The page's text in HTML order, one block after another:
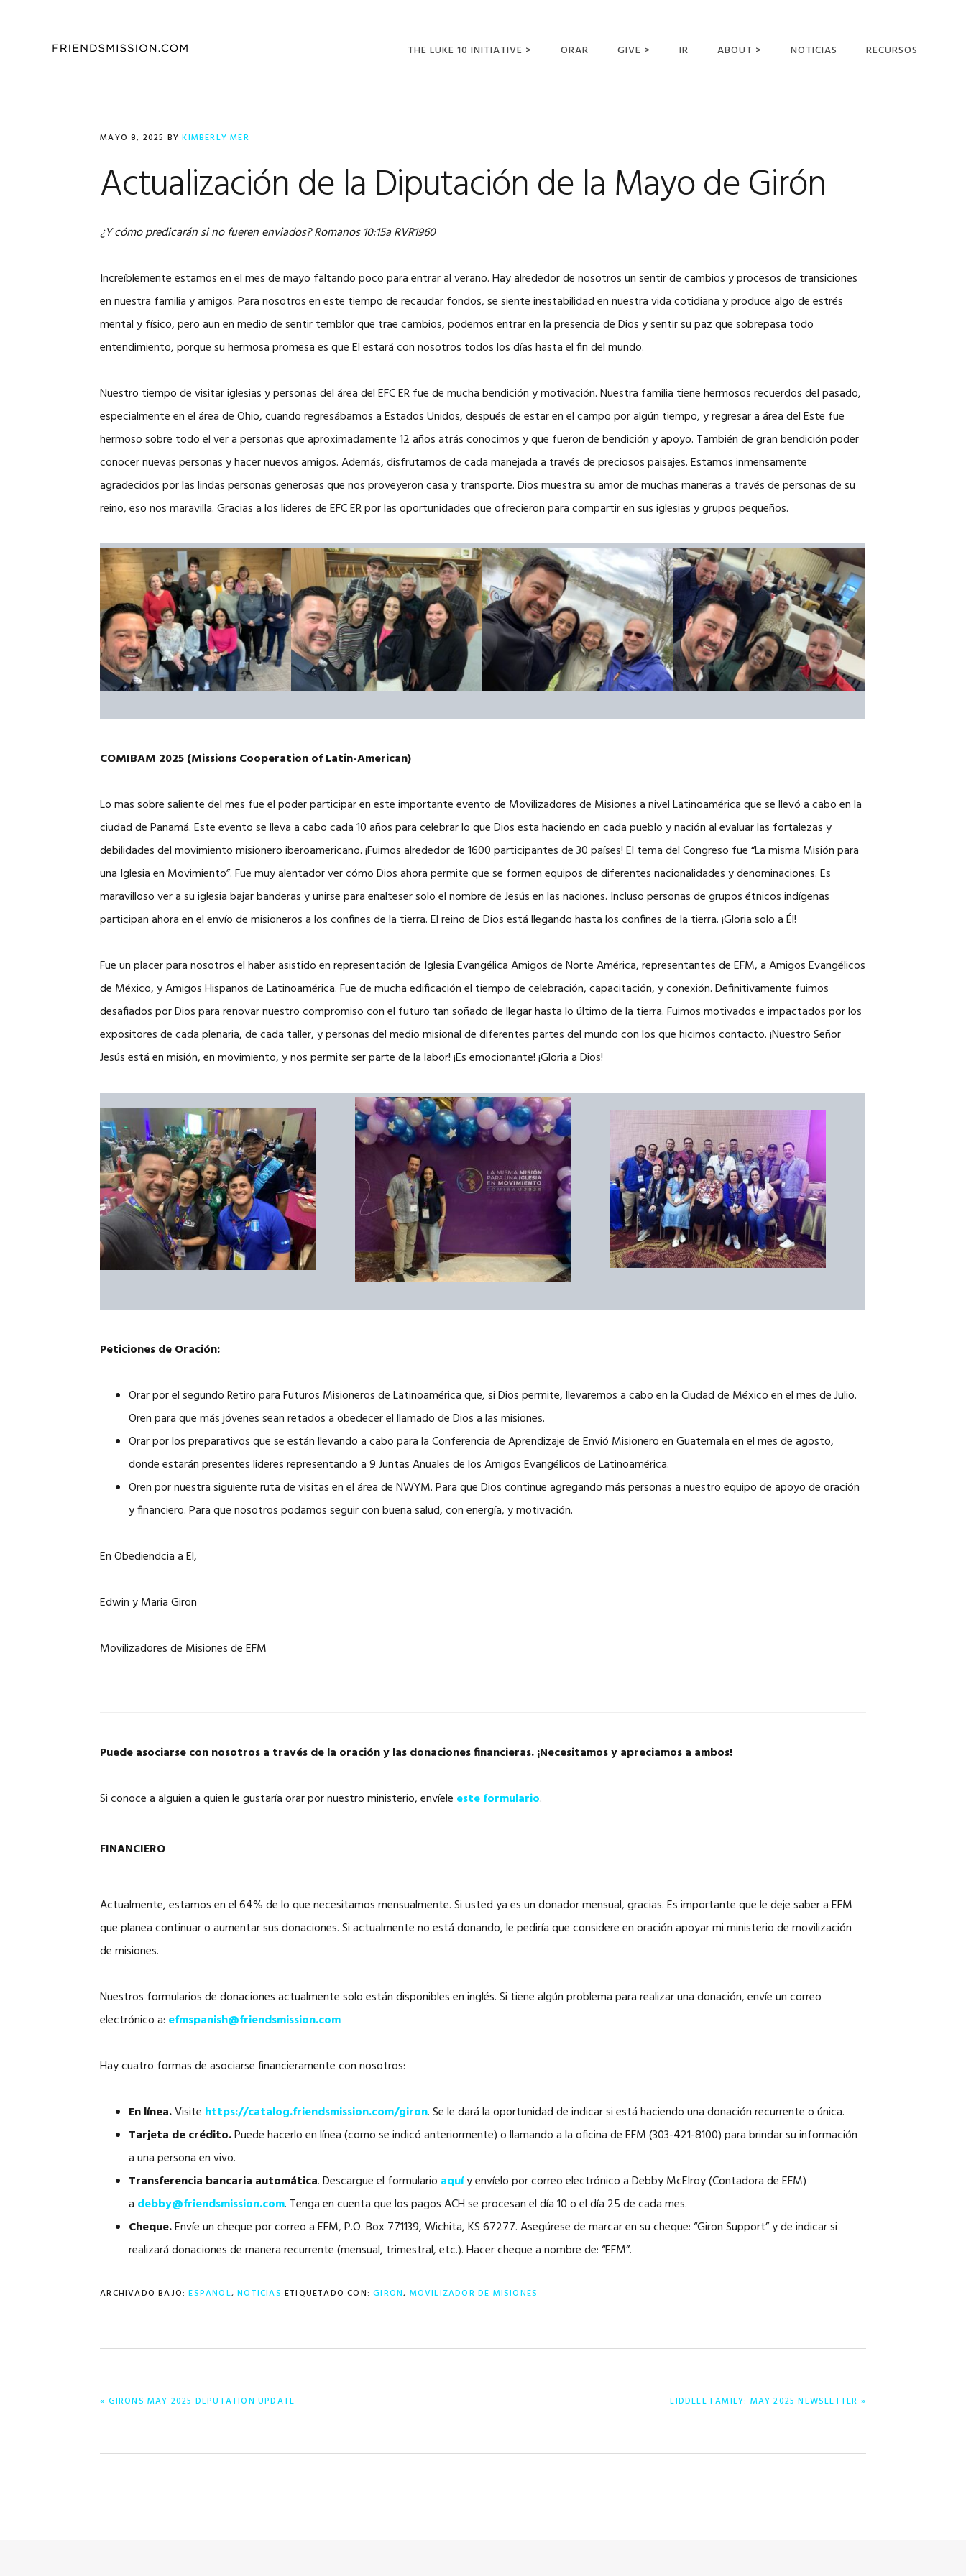
THE LUKE 10 INITIATIVE > ORAR GIVE > IR ABOUT >
MISIONEROS
AFILIACIONES Y
PATROCINADORES
CONTACTA CON
NOSOTROS
NOTICIAS RECURSOS
MAYO 8, 2025 BYKIMBERLY MER
Actualización de la Diputación de la Mayo de Girón
¿Y cómo predicarán si no fueren enviados?Romanos 10:15a RVR1960
Increíblemente estamos en el mes de mayo faltando poco para entrar al verano. Hay alrededor de nosotros un sentir de cambios y procesos de transiciones
en nuestra familia y amigos. Para nosotros en este tiempo de recaudar fondos, se siente inestabilidad en nuestra vida cotidiana y produce algo de estrés
mental y físico, pero aun en medio de sentir temblor que trae cambios, podemos entrar en la presencia de Dios y sentir su paz que sobrepasa todo
entendimiento, porque su hermosa promesa es que El estará con nosotros todos los días hasta el fin del mundo.
Nuestro tiempo de visitar iglesias y personas del área del EFC ER fue de mucha bendición y motivación. Nuestra familia tiene hermosos recuerdos del pasado,
especialmente en el área de Ohio, cuando regresábamos a Estados Unidos, después de estar en el campo por algún tiempo, y regresar a área del Este fue
hermoso sobre todo el ver a personas que aproximadamente 12 años atrás conocimos y que fueron de bendición y apoyo. También de gran bendición poder
conocer nuevas personas y hacer nuevos amigos. Además, disfrutamos de cada manejada a través de preciosos paisajes. Estamos inmensamente
agradecidos por las lindas personas generosas que nos proveyeron casa y transporte. Dios muestra su amor de muchas maneras a través de personas de su
reino, eso nos maravilla. Gracias a los lideres de EFC ER por las oportunidades que ofrecieron para compartir en sus iglesias y grupos pequeños.
COMIBAM 2025 (Missions Cooperation of Latin-American)
Lo mas sobre saliente del mes fue el poder participar en este importante evento de Movilizadores de Misiones a nivel Latinoamérica que se llevó a cabo en la
ciudad de Panamá. Este evento se lleva a cabo cada 10 años para celebrar lo que Dios esta haciendo en cada pueblo y nación al evaluar las fortalezas y
debilidades del movimiento misionero iberoamericano. ¡Fuimos alrededor de 1600 participantes de 30 países! El tema del Congreso fue “La misma Misión para
una Iglesia en Movimiento”. Fue muy alentador ver cómo Dios ahora permite que se formen equipos de diferentes nacionalidades y denominaciones. Es
maravilloso ver a su iglesia bajar banderas y unirse para enalteser solo el nombre de Jesús en las naciones. Incluso personas de grupos étnicos indígenas
participan ahora en el envío de misioneros a los confines de la tierra. El reino de Dios está llegando hasta los confines de la tierra. ¡Gloria solo a Él!
Fue un placer para nosotros el haber asistido en representación de Iglesia Evangélica Amigos de Norte América, representantes de EFM, a Amigos Evangélicos
de México, y Amigos Hispanos de Latinoamérica. Fue de mucha edificación el tiempo de celebración, capacitación, y conexión. Definitivamente fuimos
desafiados por Dios para renovar nuestro compromiso con el futuro tan soñado de llegar hasta lo último de la tierra. Fuimos motivados e impactados por los
expositores de cada plenaria, de cada taller, y personas del medio misional de diferentes partes del mundo con los que hicimos contacto. ¡Nuestro Señor
Jesús está en misión, en movimiento, y nos permite ser parte de la labor! ¡Es emocionante! ¡Gloria a Dios!
Peticiones de Oración:
Orar por el segundo Retiro para Futuros Misioneros de Latinoamérica que, si Dios permite, llevaremos a cabo en la Ciudad de México en el mes de Julio.
Oren para que más jóvenes sean retados a obedecer el llamado de Dios a las misiones.
Orar por los preparativos que se están llevando a cabo para la Conferencia de Aprendizaje de Envió Misionero en Guatemala en el mes de agosto,
donde estarán presentes lideres representando a 9 Juntas Anuales de los Amigos Evangélicos de Latinoamérica.
Oren por nuestra siguiente ruta de visitas en el área de NWYM. Para que Dios continue agregando más personas a nuestro equipo de apoyo de oración
y financiero. Para que nosotros podamos seguir con buena salud, con energía, y motivación.
En Obediendcia a El,
Edwin y Maria Giron
Movilizadores de Misiones de EFM
Puede asociarse con nosotros a través de la oración y las donaciones financieras. ¡Necesitamos y apreciamos a ambos!
Si conoce a alguien a quien le gustaría orar por nuestro ministerio, envíele este formulario.
FINANCIERO
Actualmente, estamos en el 64% de lo que necesitamos mensualmente. Si usted ya es un donador mensual, gracias. Es importante que le deje saber a EFM
que planea continuar o aumentar sus donaciones. Si actualmente no está donando, le pediría que considere en oración apoyar mi ministerio de movilización
de misiones.
Nuestros formularios de donaciones actualmente solo están disponibles en inglés. Si tiene algún problema para realizar una donación, envíe un correo
electrónico a: efmspanish@friendsmission.com
Hay cuatro formas de asociarse financieramente con nosotros:
En línea.Visite https://catalog.friendsmission.com/giron. Se le dará la oportunidad de indicar si está haciendo una donación recurrente o única.
Tarjeta de crédito.Puede hacerlo en línea (como se indicó anteriormente) o llamando a la oficina de EFM (303-421-8100) para brindar su información
a una persona en vivo.
Transferencia bancaria automática. Descargue el formulario aquíy envíelo por correo electrónico a Debby McElroy (Contadora de EFM)
a debby@friendsmission.com. Tenga en cuenta que los pagos ACH se procesan el día 10 o el día 25 de cada mes.
Cheque.Envíe un cheque por correo a EFM, P.O. Box 771139, Wichita, KS 67277. Asegúrese de marcar en su cheque: “Giron Support” y de indicar si
realizará donaciones de manera recurrente (mensual, trimestral, etc.). Hacer cheque a nombre de: “EFM”.
ARCHIVADO BAJO:ESPAÑOL,NOTICIAS ETIQUETADO CON:GIRON, MOVILIZADOR DE MISIONES
ENTRADA
« GIRONS MAY 2025 DEPUTATION UPDATE
ENTRADA
LIDDELL FAMILY: MAY 2025 NEWSLETTER »